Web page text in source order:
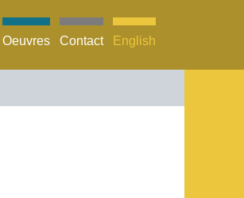
Oeuvres Contact English